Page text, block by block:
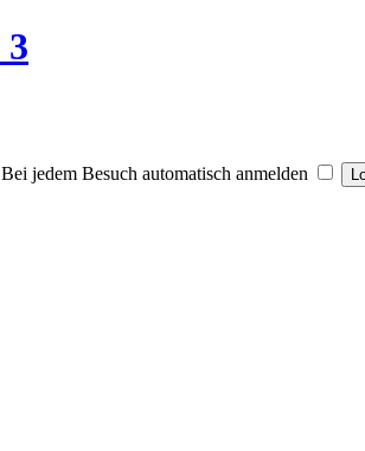
Bei jedem Besuch automatisch anmelden